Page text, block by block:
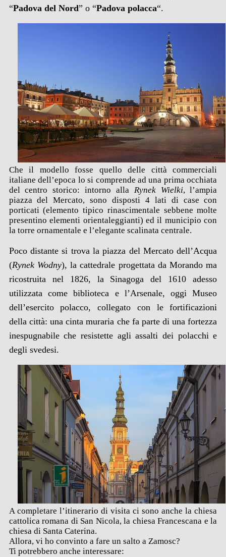
“Padova del Nord” o “Padova polacca“.
Che il modello fosse quello delle città commerciali
italiane dell’epoca lo si comprende ad una prima occhiata
del centro storico: intorno alla Rynek Wielki, l’ampia
piazza del Mercato, sono disposti 4 lati di case con
porticati (elemento tipico rinascimentale sebbene molte
presentino elementi orientaleggianti) ed il municipio con
la torre ornamentale e l’elegante scalinata centrale.
Poco distante si trova la piazza del Mercato dell’Acqua
(Rynek Wodny), la cattedrale progettata da Morando ma
ricostruita nel 1826, la Sinagoga del 1610 adesso
utilizzata come biblioteca e l’Arsenale, oggi Museo
dell’esercito polacco, collegato con le fortificazioni
della città: una cinta muraria che fa parte di una fortezza
inespugnabile che resistette agli assalti dei polacchi e
degli svedesi.
A completare l’itinerario di visita ci sono anche la chiesa
cattolica romana di San Nicola, la chiesa Francescana e la
chiesa di Santa Caterina.
Allora, vi ho convinto a fare un salto a Zamosc?
Ti potrebbero anche interessare: